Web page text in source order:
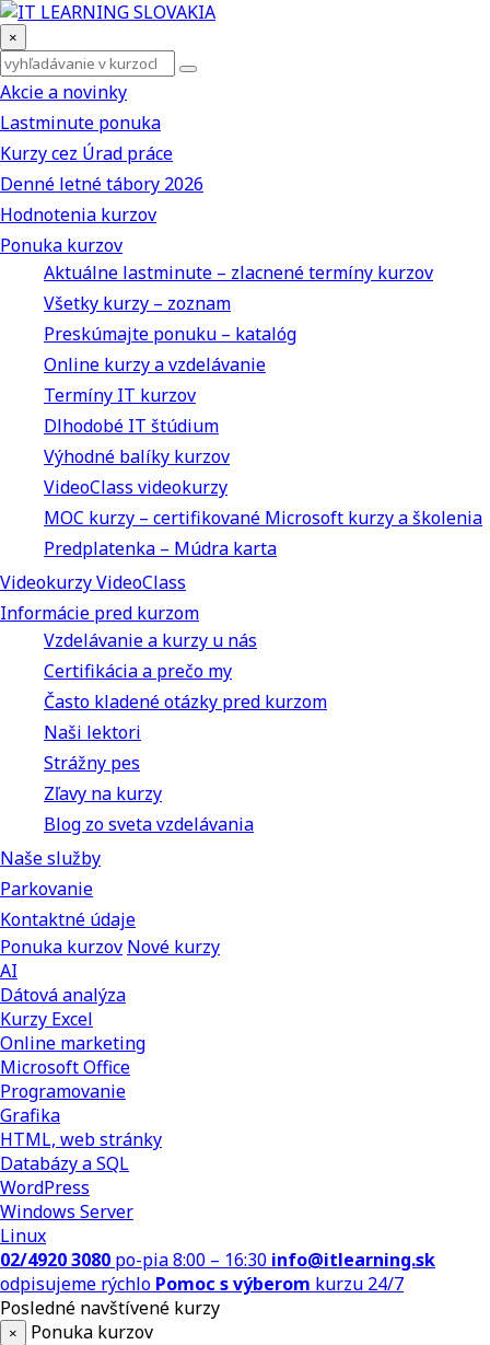
×
Akcie a novinky
Lastminute ponuka
Kurzy cez Úrad práce
Denné letné tábory 2026
Hodnotenia kurzov
Ponuka kurzov
Aktuálne lastminute – zlacnené termíny kurzov
Všetky kurzy – zoznam
Preskúmajte ponuku – katalóg
Online kurzy a vzdelávanie
Termíny IT kurzov
Dlhodobé IT štúdium
Výhodné balíky kurzov
VideoClass videokurzy
MOC kurzy – certifikované Microsoft kurzy a školenia
Predplatenka – Múdra karta
Videokurzy VideoClass
Informácie pred kurzom
Vzdelávanie a kurzy u nás
Certifikácia a prečo my
Často kladené otázky pred kurzom
Naši lektori
Strážny pes
Zľavy na kurzy
Blog zo sveta vzdelávania
Naše služby
Parkovanie
Kontaktné údaje
Ponuka kurzov Nové kurzy
AI
Dátová analýza
Kurzy Excel
Online marketing
Microsoft Office
Programovanie
Grafika
HTML, web stránky
Databázy a SQL
WordPress
Windows Server
Linux
02/4920 3080 po-pia 8:00 – 16:30 info@itlearning.sk
odpisujeme rýchlo Pomoc s výberom kurzu 24/7
Posledné navštívené kurzy
×
Ponuka kurzov